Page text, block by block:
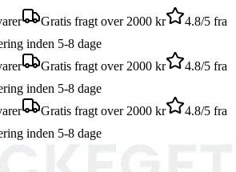
Gratis fragt over 2000 kr
4.8/5 fra
inden 5-8 dage
Gratis fragt over 2000 kr
4.8/5 fra
inden 5-8 dage
Gratis fragt over 2000 kr
4.8/5 fra
inden 5-8 dage